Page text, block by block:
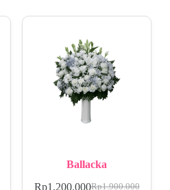
Ballacka
Rp1.900.000
Rp1.200.000